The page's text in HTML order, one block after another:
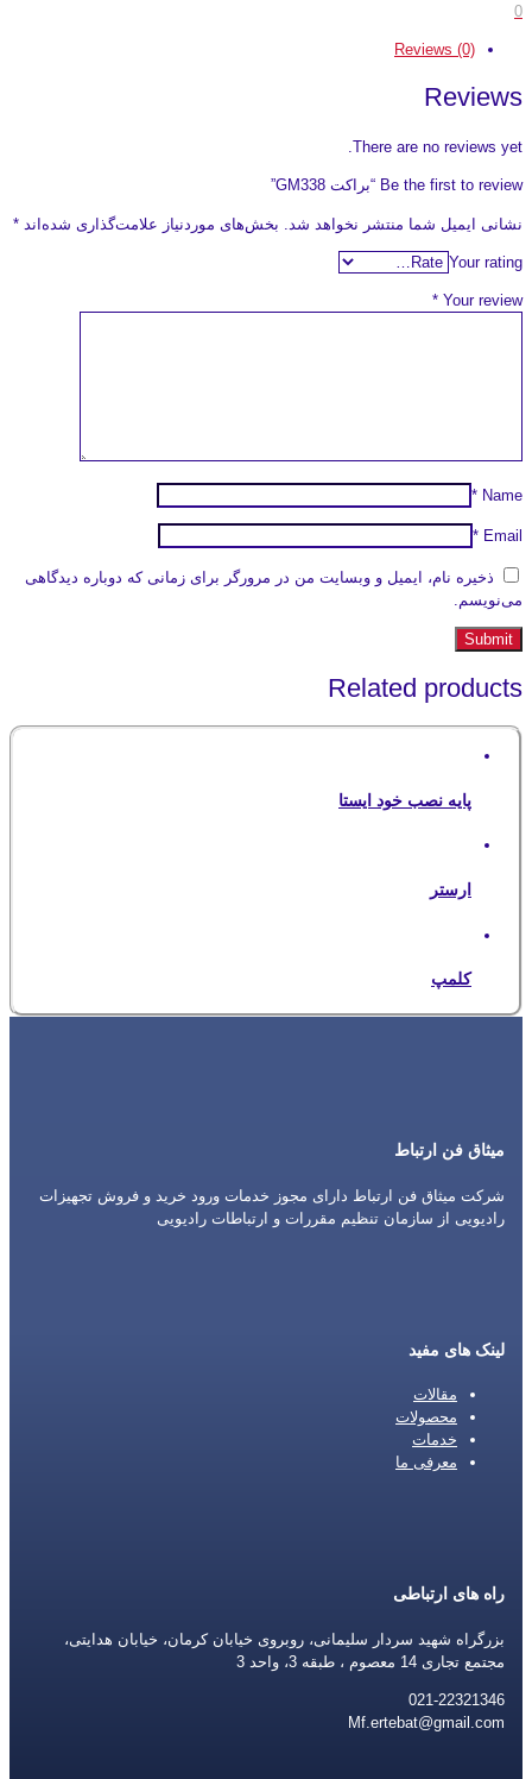
0
Reviews (0)
Reviews
There are no reviews yet.
Be the first to review “براکت GM338”
نشانی ایمیل شما منتشر نخواهد شد. بخش‌های موردنیاز علامت‌گذاری شده‌اند *
Your rating
Your review
*
Name
*
Email
*
ذخیره نام، ایمیل و وبسایت من در مرورگر برای زمانی که دوباره دیدگاهی
می‌نویسم.
Related products
پایه نصب خود ایستا
ارستر
کلمپ
میثاق فن ارتباط
شرکت میثاق فن ارتباط دارای مجوز خدمات ورود خرید و فروش تجهیزات
رادیویی از سازمان تنظیم مقررات و ارتباطات رادیویی
لینک های مفید
مقالات
محصولات
خدمات
معرفی ما
راه های ارتباطی
بزرگراه شهید سردار سلیمانی، روبروی خیابان کرمان، خیابان هدایتی،
مجتمع تجاری 14 معصوم ، طبقه 3، واحد 3
021-22321346
Mf.ertebat@gmail.com